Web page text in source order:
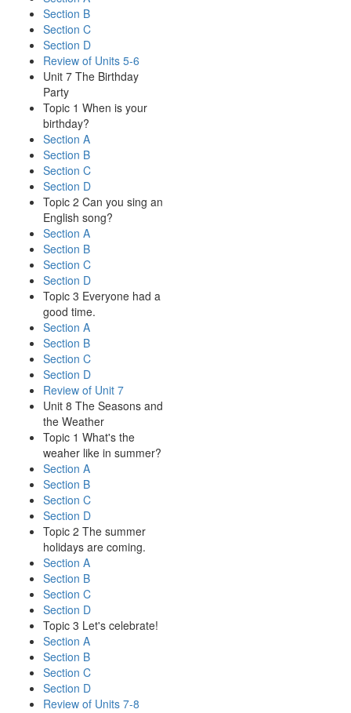
Section B
Section C
Section D
Review of Units 5-6
Unit 7 The Birthday
Party
Topic 1 When is your
birthday?
Section A
Section B
Section C
Section D
Topic 2 Can you sing an
English song?
Section A
Section B
Section C
Section D
Topic 3 Everyone had a
good time.
Section A
Section B
Section C
Section D
Review of Unit 7
Unit 8 The Seasons and
the Weather
Topic 1 What's the
weaher like in summer?
Section A
Section B
Section C
Section D
Topic 2 The summer
holidays are coming.
Section A
Section B
Section C
Section D
Topic 3 Let's celebrate!
Section A
Section B
Section C
Section D
Review of Units 7-8